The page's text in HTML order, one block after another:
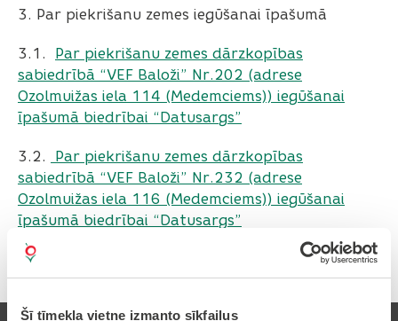
Šī tīmekļa vietne izmanto sīkfailus
3. Par piekrišanu zemes iegūšanai īpašumā
3.1. Par piekrišanu zemes dārzkopības
sabiedrībā “VEF Baloži” Nr.202 (adrese
Ozolmuižas iela 114 (Medemciems)) iegūšanai
īpašumā biedrībai “Datusargs”
3.2.
Par piekrišanu zemes dārzkopības
sabiedrībā “VEF Baloži” Nr.232 (adrese
Ozolmuižas iela 116 (Medemciems)) iegūšanai
īpašumā biedrībai “Datusargs”